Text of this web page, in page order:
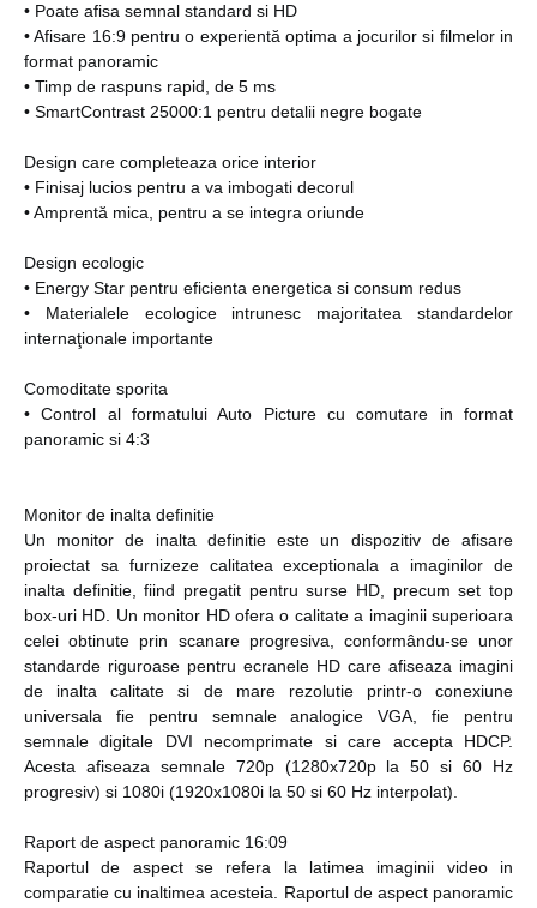
• Poate afisa semnal standard si HD
• Afisare 16:9 pentru o experientă optima a jocurilor si filmelor in
format panoramic
• Timp de raspuns rapid, de 5 ms
• SmartContrast 25000:1 pentru detalii negre bogate
Design care completeaza orice interior
• Finisaj lucios pentru a va imbogati decorul
• Amprentă mica, pentru a se integra oriunde
Design ecologic
• Energy Star pentru eficienta energetica si consum redus
• Materialele ecologice intrunesc majoritatea standardelor
internaţionale importante
Comoditate sporita
• Control al formatului Auto Picture cu comutare in format
panoramic si 4:3
Monitor de inalta definitie
Un monitor de inalta definitie este un dispozitiv de afisare
proiectat sa furnizeze calitatea exceptionala a imaginilor de
inalta definitie, fiind pregatit pentru surse HD, precum set top
box-uri HD. Un monitor HD ofera o calitate a imaginii superioara
celei obtinute prin scanare progresiva, conformându-se unor
standarde riguroase pentru ecranele HD care afiseaza imagini
de inalta calitate si de mare rezolutie printr-o conexiune
universala fie pentru semnale analogice VGA, fie pentru
semnale digitale DVI necomprimate si care accepta HDCP.
Acesta afiseaza semnale 720p (1280x720p la 50 si 60 Hz
progresiv) si 1080i (1920x1080i la 50 si 60 Hz interpolat).
Raport de aspect panoramic 16:09
Raportul de aspect se refera la latimea imaginii video in
comparatie cu inaltimea acesteia. Raportul de aspect panoramic